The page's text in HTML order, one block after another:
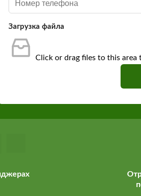
Загрузка файла
Click or drag files to this area